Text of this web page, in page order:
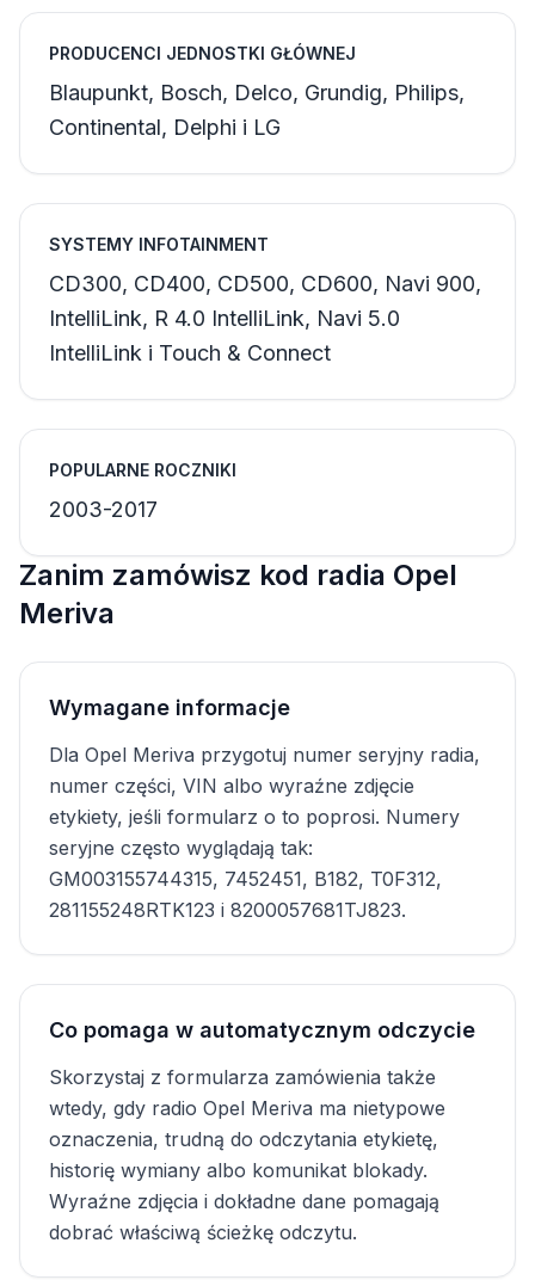
PRODUCENCI JEDNOSTKI GŁÓWNEJ
Blaupunkt, Bosch, Delco, Grundig, Philips,
Continental, Delphi i LG
SYSTEMY INFOTAINMENT
CD300, CD400, CD500, CD600, Navi 900,
IntelliLink, R 4.0 IntelliLink, Navi 5.0
IntelliLink i Touch & Connect
POPULARNE ROCZNIKI
2003-2017
Zanim zamówisz kod radia Opel
Meriva
Wymagane informacje
Dla Opel Meriva przygotuj numer seryjny radia,
numer części, VIN albo wyraźne zdjęcie
etykiety, jeśli formularz o to poprosi. Numery
seryjne często wyglądają tak:
GM003155744315, 7452451, B182, T0F312,
281155248RTK123 i 8200057681TJ823.
Co pomaga w automatycznym odczycie
Skorzystaj z formularza zamówienia także
wtedy, gdy radio Opel Meriva ma nietypowe
oznaczenia, trudną do odczytania etykietę,
historię wymiany albo komunikat blokady.
Wyraźne zdjęcia i dokładne dane pomagają
dobrać właściwą ścieżkę odczytu.